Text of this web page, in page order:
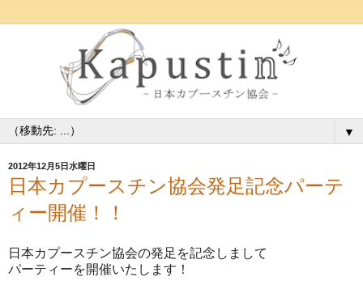
▼
2012年12月5日水曜日
日本カプースチン協会発足記念パーテ
ィー開催！！
日本カプースチン協会の発足を記念しまして
パーティーを開催いたします！